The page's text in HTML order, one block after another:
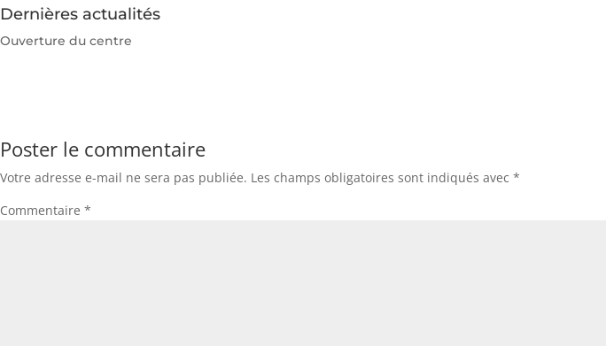
Dernières actualités
Ouverture du centre
Poster le commentaire
Votre adresse e-mail ne sera pas publiée. Les champs obligatoires sont indiqués avec *
Commentaire *